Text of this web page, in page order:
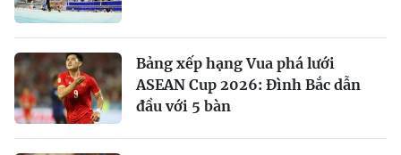
Bảng xếp hạng Vua phá lưới
ASEAN Cup 2026: Đình Bắc dẫn
đầu với 5 bàn